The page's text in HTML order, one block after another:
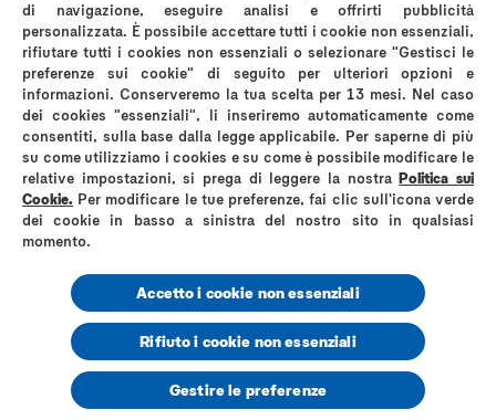
Epatite B: trasmissione, cura e
prevenzione
di navigazione, eseguire analisi e offrirti pubblicità
personalizzata. È possibile accettare tutti i cookie non essenziali,
rifiutare tutti i cookies non essenziali o selezionare "Gestisci le
preferenze sui cookie" di seguito per ulteriori opzioni e
informazioni. Conserveremo la tua scelta per 13 mesi. Nel caso
dei cookies "essenziali", li inseriremo automaticamente come
consentiti, sulla base dalla legge applicabile. Per saperne di più
su come utilizziamo i cookies e su come è possibile modificare le
relative impostazioni, si prega di leggere la nostraPolitica sui
Cookie. Per modificare le tue preferenze, fai clic sull'icona verde
dei cookie in basso a sinistra del nostro sito in qualsiasi
momento.
Accetto i cookie non essenziali
Rifiuto i cookie non essenziali
Gestire le preferenze